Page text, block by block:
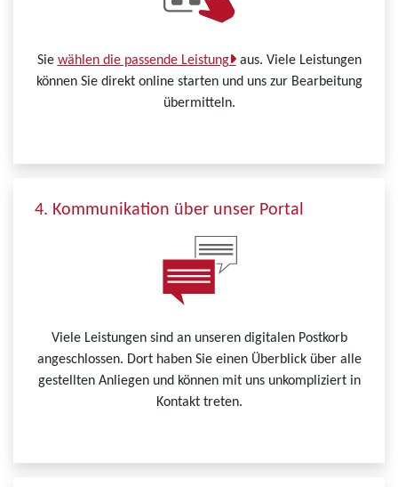
Sie wählen die passende Leistung aus. Viele Leistungen
können Sie direkt online starten und uns zur Bearbeitung
übermitteln.
4. Kommunikation über unser Portal
Viele Leistungen sind an unseren digitalen Postkorb
angeschlossen. Dort haben Sie einen Überblick über alle
gestellten Anliegen und können mit uns unkompliziert in
Kontakt treten.